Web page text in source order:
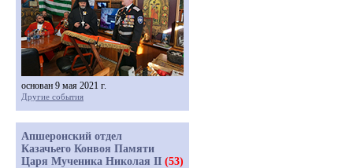
основан 9 мая 2021 г.
Другие события
Апшеронский отдел
Казачьего Конвоя Памяти
Царя Мученика Николая II (53)